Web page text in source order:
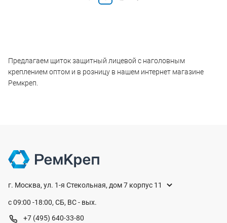
Предлагаем щиток защитный лицевой с наголовным
креплением оптом и в розницу в нашем интернет магазине
Ремкреп.
г. Москва, ул. 1-я Стекольная, дом 7 корпус 11
с 09:00 -18:00, СБ, ВС - вых.
+7 (495) 640-33-80